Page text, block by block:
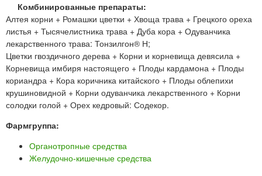
Комбинированные препараты:
Алтея корни + Ромашки цветки + Хвоща трава + Грецкого ореха
листья + Тысячелистника трава + Дуба кора + Одуванчика
лекарственного трава: Тонзилгон® Н;
Цветки гвоздичного дерева + Корни и корневища девясила +
Корневища имбиря настоящего + Плоды кардамона + Плоды
кориандра + Кора коричника китайского + Плоды облепихи
крушиновидной + Корни одуванчика лекарственного + Корни
солодки голой + Орех кедровый: Содекор.
Фармгруппа:
Органотропные средства
Желудочно-кишечные средства